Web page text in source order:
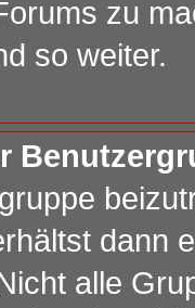
zu
so weiter.
dann
alle